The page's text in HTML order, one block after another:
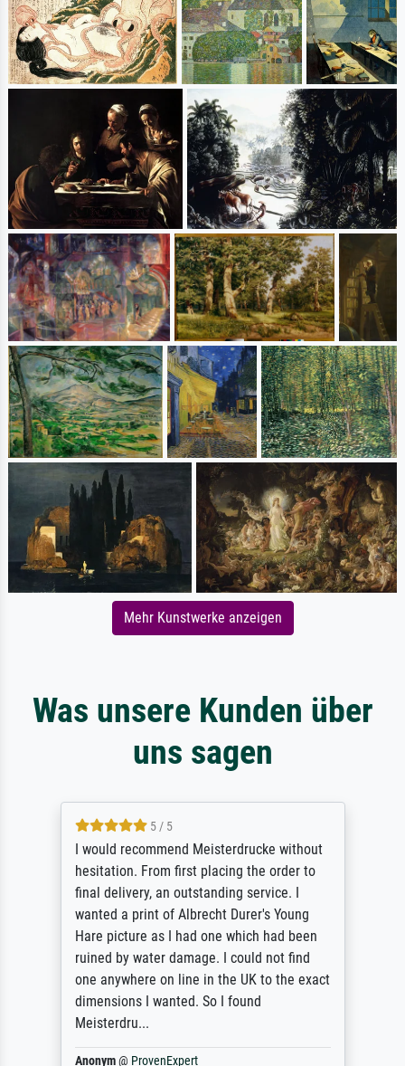
Mehr Kunstwerke anzeigen
Was unsere Kunden über
uns sagen
Première
Meisterdrucke without
From first placing the order to
an outstanding service. I
of Albrecht Durer's Young
as I had one which had been
damage. I could not find
on line in the UK to the exact
I wanted. So I found